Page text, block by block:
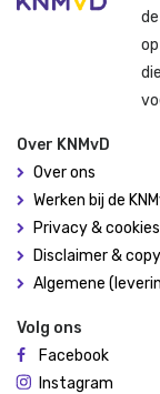
Over KNMvD
Over ons
Werken bij de
Privacy & cookies
Disclaimer &
Algemene
Volg ons
Facebook
Instagram